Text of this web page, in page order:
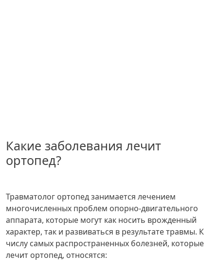
Какие заболевания лечит
ортопед?
Травматолог ортопед занимается лечением
многочисленных проблем опорно-двигательного
аппарата, которые могут как носить врожденный
характер, так и развиваться в результате травмы. К
числу самых распространенных болезней, которые
лечит ортопед, относятся: